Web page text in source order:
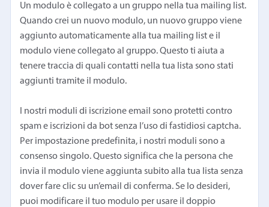
Un modulo è collegato a un gruppo nella tua mailing list.
Quando crei un nuovo modulo, un nuovo gruppo viene
aggiunto automaticamente alla tua mailing list e il
modulo viene collegato al gruppo. Questo ti aiuta a
tenere traccia di quali contatti nella tua lista sono stati
aggiunti tramite il modulo.
I nostri moduli di iscrizione email sono protetti contro
spam e iscrizioni da bot senza l’uso di fastidiosi captcha.
Per impostazione predefinita, i nostri moduli sono a
consenso singolo. Questo significa che la persona che
invia il modulo viene aggiunta subito alla tua lista senza
dover fare clic su un’email di conferma. Se lo desideri,
puoi modificare il tuo modulo per usare il doppio